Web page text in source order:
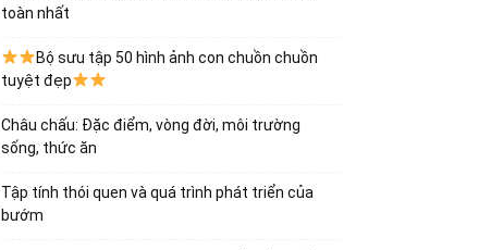
toàn nhất
Bộ sưu tập 50 hình ảnh con chuồn chuồn
tuyệt đẹp
Châu chấu: Đặc điểm, vòng đời, môi trường
sống, thức ăn
Tập tính thói quen và quá trình phát triển của
bướm